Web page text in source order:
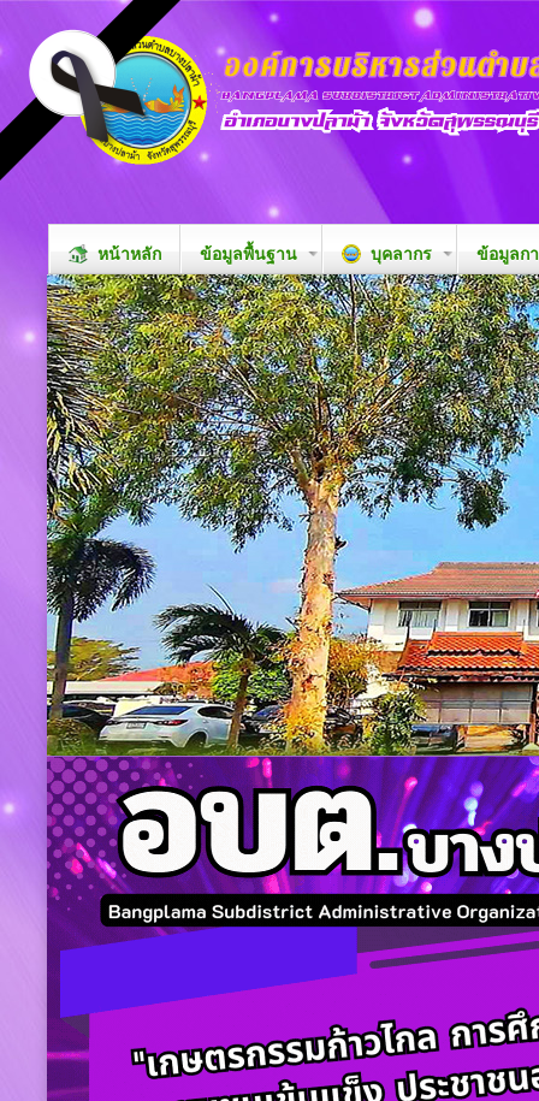
หน้าหลัก ข้อมูลพื้นฐาน บุคลากร ข้อมูลก